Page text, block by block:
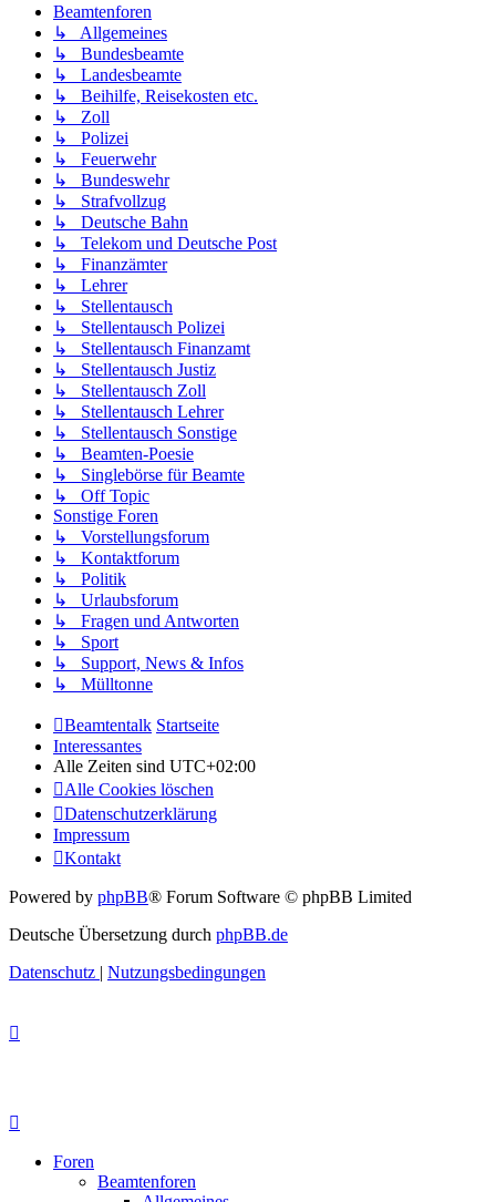
Beamtenforen
↳ Allgemeines
↳ Bundesbeamte
↳ Landesbeamte
↳ Beihilfe, Reisekosten etc.
↳ Zoll
↳ Polizei
↳ Feuerwehr
↳ Bundeswehr
↳ Strafvollzug
↳ Deutsche Bahn
↳ Telekom und Deutsche Post
↳ Finanzämter
↳ Lehrer
↳ Stellentausch
↳ Stellentausch Polizei
↳ Stellentausch Finanzamt
↳ Stellentausch Justiz
↳ Stellentausch Zoll
↳ Stellentausch Lehrer
↳ Stellentausch Sonstige
↳ Beamten-Poesie
↳ Singlebörse für Beamte
↳ Off Topic
Sonstige Foren
↳ Vorstellungsforum
↳ Kontaktforum
↳ Politik
↳ Urlaubsforum
↳ Fragen und Antworten
↳ Sport
↳ Support, News & Infos
↳ Mülltonne
Beamtentalk Startseite
Interessantes
Alle Zeiten sind UTC+02:00
Alle Cookies löschen
Datenschutzerklärung
Impressum
Kontakt
Powered by phpBB® Forum Software © phpBB Limited
Deutsche Übersetzung durch phpBB.de
Datenschutz | Nutzungsbedingungen
Foren
Beamtenforen